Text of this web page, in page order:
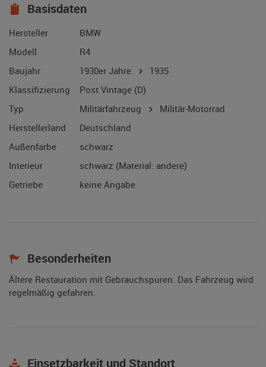
Basisdaten
Hersteller
BMW
Modell
R4
Baujahr
1930er Jahre
1935
Klassifizierung
Post Vintage (D)
Typ
Militärfahrzeug
Militär-Motorrad
Herstellerland
Deutschland
Außenfarbe
schwarz
Interieur
schwarz (Material: andere)
Getriebe
keine Angabe
Besonderheiten
Ältere Restauration mit Gebrauchspuren. Das Fahrzeug wird
regelmäßig gefahren.
Einsetzbarkeit und Standort